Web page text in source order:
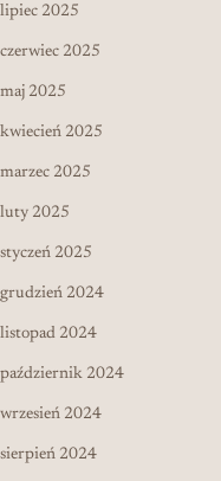
lipiec 2025
czerwiec 2025
maj 2025
kwiecień 2025
marzec 2025
luty 2025
styczeń 2025
grudzień 2024
listopad 2024
październik 2024
wrzesień 2024
sierpień 2024